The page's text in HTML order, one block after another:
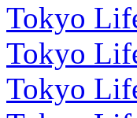
Tokyo
Tokyo
Tokyo